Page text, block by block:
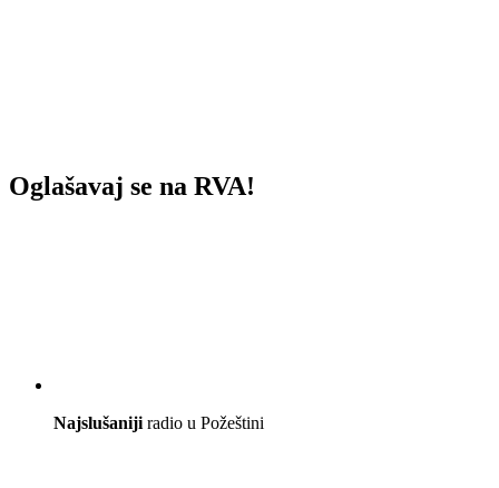
Oglašavaj se na RVA!
Najslušaniji radio u Požeštini